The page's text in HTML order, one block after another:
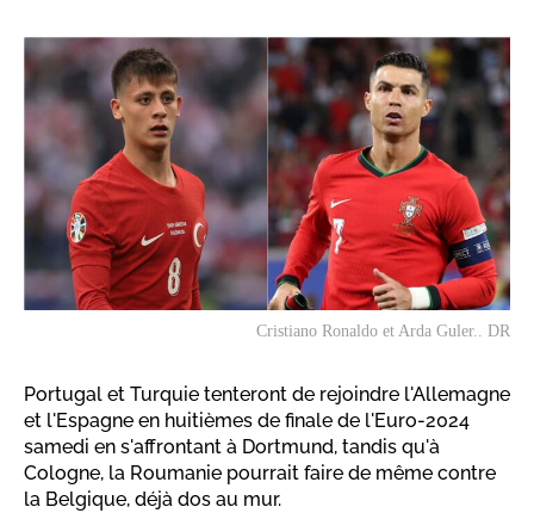
Cristiano Ronaldo et Arda Guler.. DR
Portugal et Turquie tenteront de rejoindre l'Allemagne
et l'Espagne en huitièmes de finale de l'Euro-2024
samedi en s'affrontant à Dortmund, tandis qu'à
Cologne, la Roumanie pourrait faire de même contre
la Belgique, déjà dos au mur.